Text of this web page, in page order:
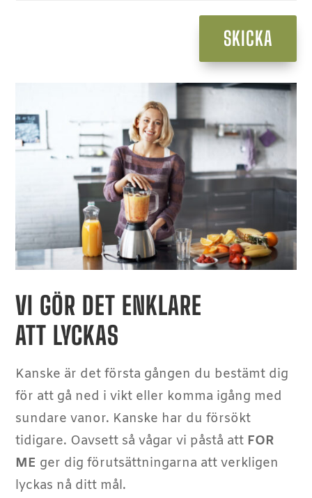
SKICKA
VI GÖR DET ENKLARE
ATT LYCKAS
Kanske är det första gången du bestämt dig
för att gå ned i vikt eller komma igång med
sundare vanor. Kanske har du försökt
tidigare. Oavsett så vågar vi påstå att FOR
ME ger dig förutsättningarna att verkligen
lyckas nå ditt mål.